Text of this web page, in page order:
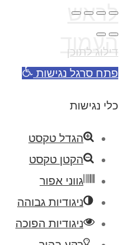
לראש
העמוד
דילוג לתוכן
פתח סרגל נגישות
כלי נגישות
הגדל טקסט
הקטן טקסט
גווני אפור
ניגודיות גבוהה
ניגודיות הפוכה